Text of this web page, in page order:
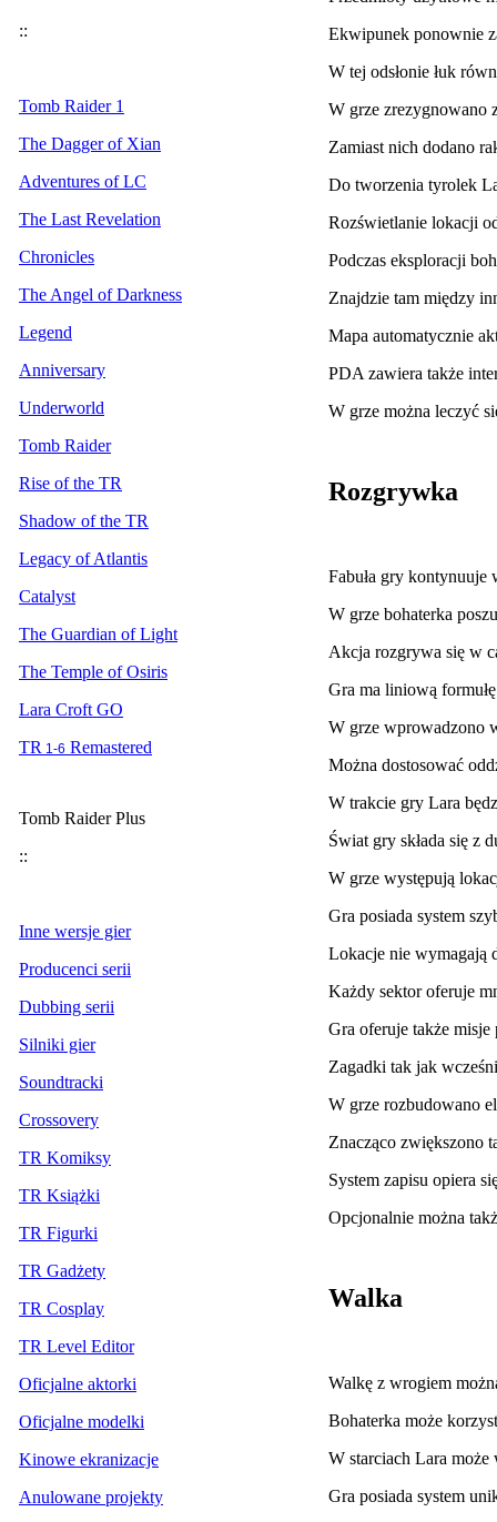
::
Tomb Raider 1
The Dagger of Xian
Adventures of LC
The Last Revelation
Chronicles
The Angel of Darkness
Legend
Anniversary
Underworld
Tomb Raider
Rise of the TR
Shadow of the TR
Legacy of Atlantis
Catalyst
The Guardian of Light
The Temple of Osiris
Lara Croft GO
TR 1-6 Remastered
Tomb Raider Plus
::
Inne wersje gier
Producenci serii
Dubbing serii
Silniki gier
Soundtracki
Crossovery
TR Komiksy
TR Książki
TR Figurki
TR Gadżety
TR Cosplay
TR Level Editor
Oficjalne aktorki
Oficjalne modelki
Kinowe ekranizacje
Anulowane projekty
Ekwipunek ponownie
W tej odsłonie łuk
W grze zrezygnowano
Zamiast nich dodano
Do tworzenia tyrolek
Rozświetlanie lokacji
Podczas eksploracji
Znajdzie tam między
Mapa automatycznie
PDA zawiera także
W grze można leczyć
Rozgrywka
Fabuła gry kontynuuje
W grze bohaterka
Akcja rozgrywa się w
Gra ma liniową
W grze wprowadzono
Można dostosować
W trakcie gry Lara
Świat gry składa się z
W grze występują
Gra posiada system
Lokacje nie wymagają
Każdy sektor oferuje
Gra oferuje także misje
Zagadki tak jak
W grze rozbudowano
Znacząco zwiększono
System zapisu opiera
Opcjonalnie można
Walka
Walkę z wrogiem
Bohaterka może
W starciach Lara może
Gra posiada system